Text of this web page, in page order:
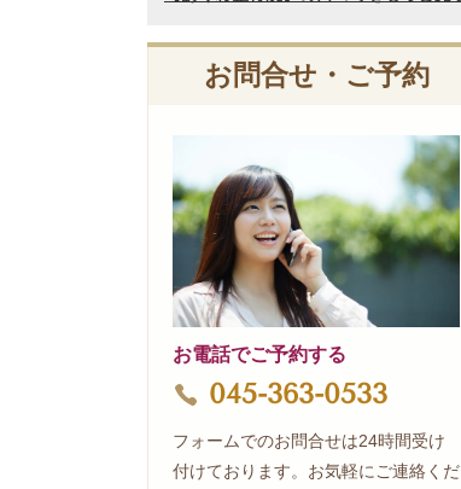
お問合せ・ご予約
お電話でご予約する
045-363-0533
フォームでのお問合せは24時間受け
付けております。お気軽にご連絡くだ